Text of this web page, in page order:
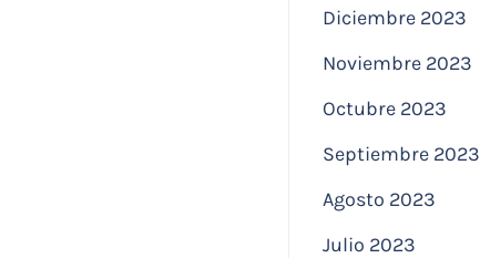
Diciembre 2023
Noviembre 2023
Octubre 2023
Septiembre 2023
Agosto 2023
Julio 2023